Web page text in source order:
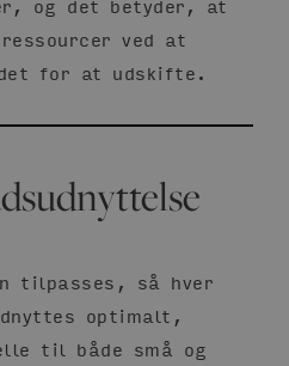
ved at
for at udskifte.
tilpasses, så hver
optimalt,
til både små og